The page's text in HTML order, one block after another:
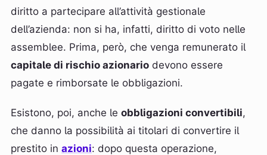
diritto a partecipare all’attività gestionale
dell’azienda: non si ha, infatti, diritto di voto nelle
assemblee. Prima, però, che venga remunerato il
capitale di rischio azionario devono essere
pagate e rimborsate le obbligazioni.
Esistono, poi, anche le obbligazioni convertibili,
che danno la possibilità ai titolari di convertire il
prestito in azioni: dopo questa operazione,